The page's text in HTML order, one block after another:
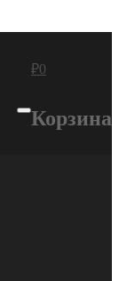
₽0
Корзина